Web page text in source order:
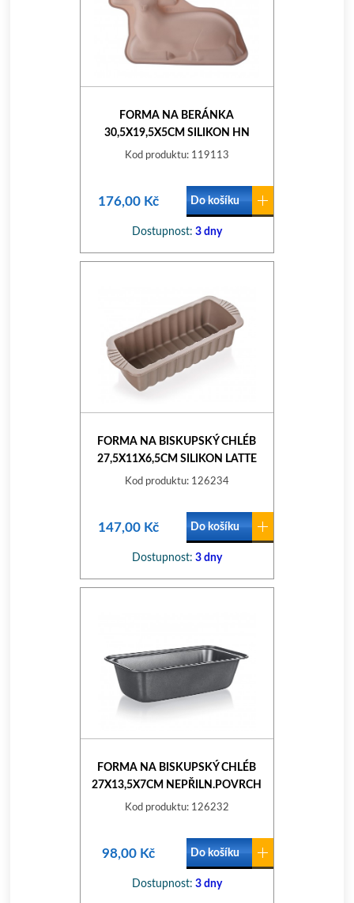
FORMA NA BERÁNKA
30,5X19,5X5CM SILIKON HN
CULINARIA
Kod produktu: 119113
176,00 Kč Do košíku
Dostupnost: 3 dny
FORMA NA BISKUPSKÝ CHLÉB
27,5X11X6,5CM SILIKON LATTE
CULINARIA
Kod produktu: 126234
147,00 Kč Do košíku
Dostupnost: 3 dny
FORMA NA BISKUPSKÝ CHLÉB
27X13,5X7CM NEPŘILN.POVRCH
CULINARIA
Kod produktu: 126232
98,00 Kč Do košíku
Dostupnost: 3 dny